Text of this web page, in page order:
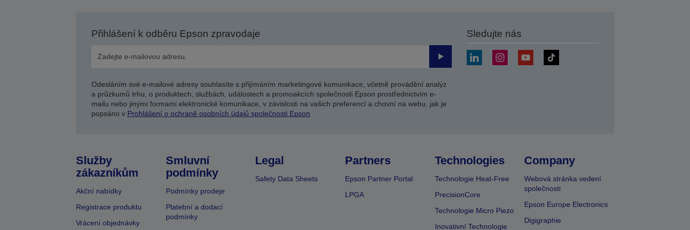
Přihlášení k odběru Epson zpravodaje
Odeslat
Odesláním své e-mailové adresy souhlasíte s přijímáním marketingové komunikace, včetně provádění analýz
a průzkumů trhu, o produktech, službách, událostech a promoakcích společnosti Epson prostřednictvím e-
mailu nebo jinými formami elektronické komunikace, v závislosti na vašich preferencí a chovní na webu, jak je
popsáno v Prohlášení o ochraně osobních údajů společnosti Epson
Sledujte nás
Služby
zákazníkům
Akční nabídky
Registrace produktu
Vrácení objednávky
Smluvní
podmínky
Podmínky prodeje
Platební a dodací
podmínky
Legal
Safety Data Sheets
Partners
Epson Partner Portal
LPGA
Technologies
Technologie Heat-Free
PrecisionCore
Technologie Micro Piezo
Inovativní Technologie
Company
Webová stránka vedení
společnosti
Epson Europe Electronics
Digigraphie